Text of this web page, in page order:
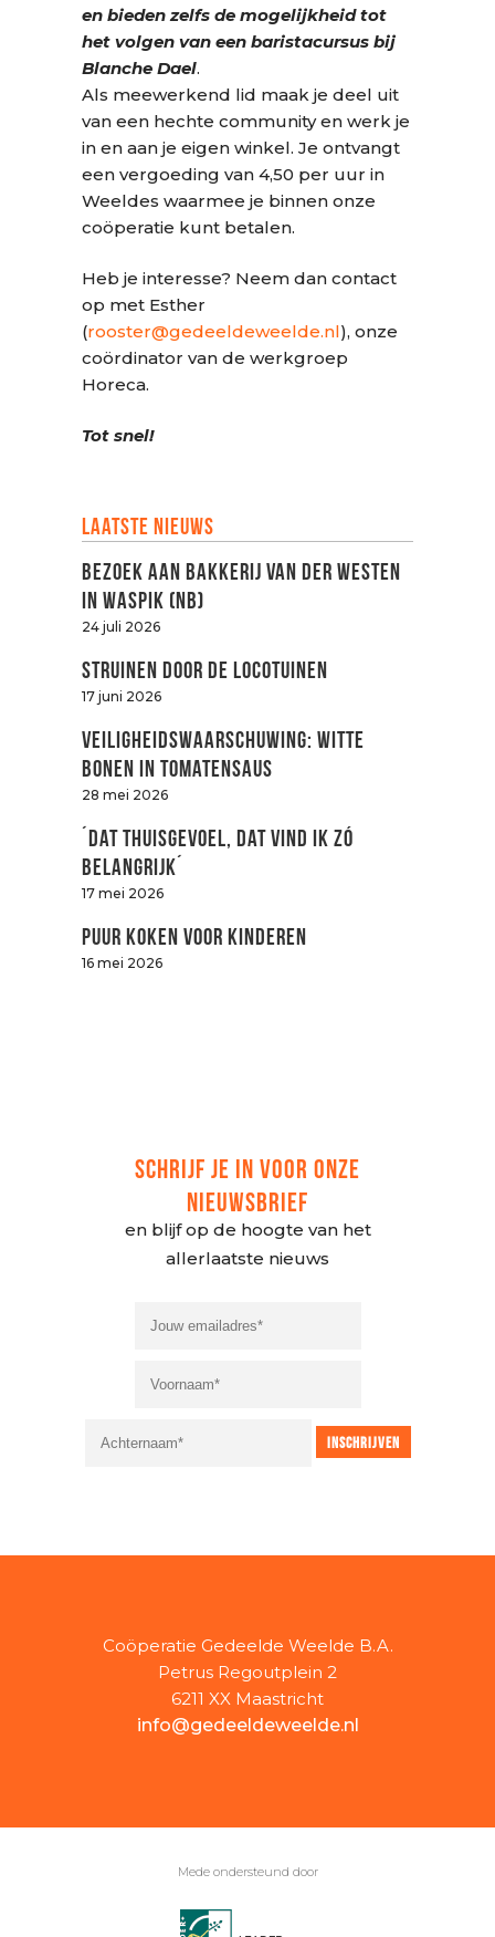
en bieden zelfs de mogelijkheid tot
het volgen van een baristacursus bij
Blanche Dael.
Als meewerkend lid maak je deel uit
van een hechte community en werk je
in en aan je eigen winkel. Je ontvangt
een vergoeding van 4,50 per uur in
Weeldes waarmee je binnen onze
coöperatie kunt betalen.
Heb je interesse? Neem dan contact
op met Esther
(rooster@gedeeldeweelde.nl), onze
coördinator van de werkgroep
Horeca.
Tot snel!
Laatste nieuws
Bezoek aan Bakkerij van der Westen
in Waspik (NB)
24 juli 2026
Struinen door de LOCOtuinen
17 juni 2026
Veiligheidswaarschuwing: witte
bonen in tomatensaus
28 mei 2026
´Dat thuisgevoel, dat vind ik zó
belangrijk´
17 mei 2026
Puur koken voor kinderen
16 mei 2026
SCHRIJF JE IN VOOR ONZE
NIEUWSBRIEF
en blijf op de hoogte van het
allerlaatste nieuws
Coöperatie Gedeelde Weelde B.A.
Petrus Regoutplein 2
6211 XX Maastricht
info@gedeeldeweelde.nl
Mede ondersteund door